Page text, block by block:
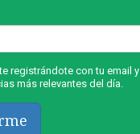
registrándote con tu email y
más relevantes del día.